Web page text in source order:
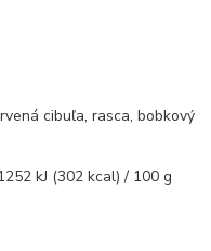
cibuľa, rasca, bobkový
kJ (302 kcal) / 100 g